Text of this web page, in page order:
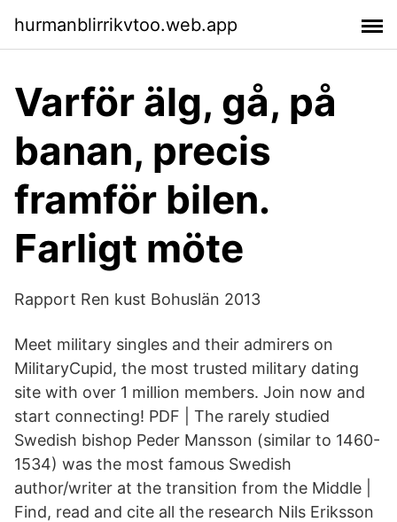
hurmanblirrikvtoo.web.app
Varför älg, gå, på
banan, precis
framför bilen.
Farligt möte
Rapport Ren kust Bohuslän 2013
Meet military singles and their admirers on
MilitaryCupid, the most trusted military dating
site with over 1 million members. Join now and
start connecting! PDF | The rarely studied
Swedish bishop Peder Mansson (similar to 1460-
1534) was the most famous Swedish
author/writer at the transition from the Middle |
Find, read and cite all the research Nils Eriksson